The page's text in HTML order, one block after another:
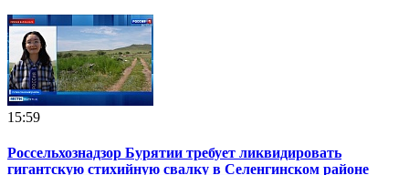
15:59
Россельхознадзор Бурятии требует ликвидировать
гигантскую стихийную свалку в Селенгинском районе